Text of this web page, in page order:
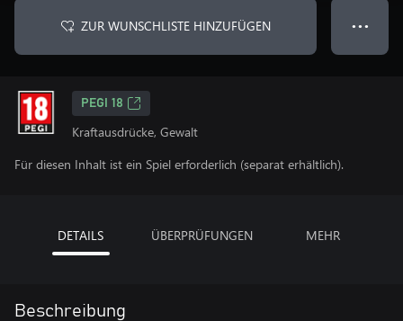
ZUR WUNSCHLISTE HINZUFÜGEN ● ● ●
PEGI 18
Kraftausdrücke, Gewalt
Für diesen Inhalt ist ein Spiel erforderlich (separat erhältlich).
DETAILS ÜBERPRÜFUNGEN MEHR
Beschreibung